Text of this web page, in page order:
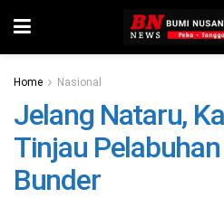
Home Nasional
Jelang Nataru,
Tinjau
Bunder